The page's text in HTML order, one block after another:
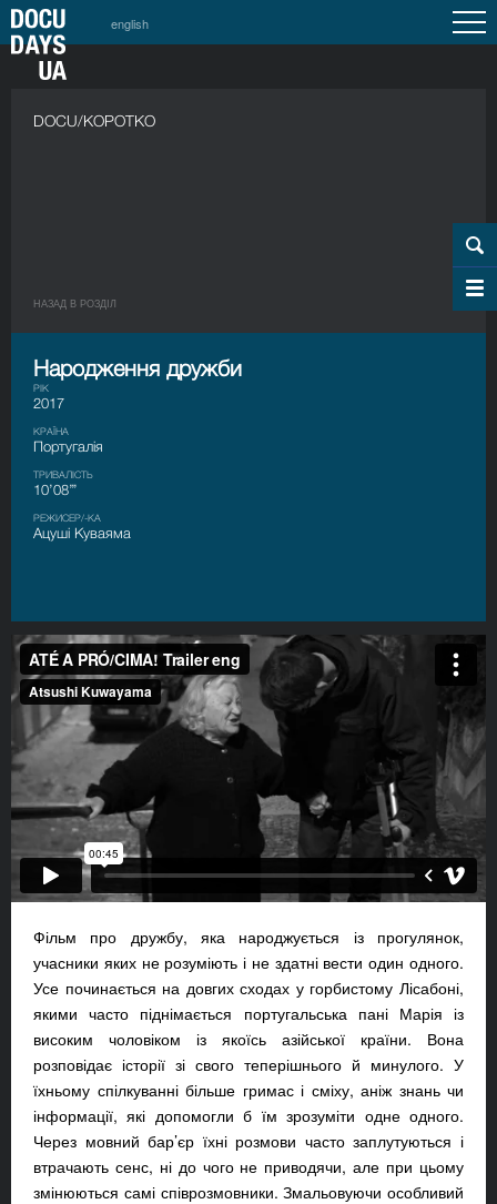
english
DOCU/КОРОТКО
НАЗАД В РОЗДIЛ
Народження дружби
РІК
2017
КРАЇНА
Португалія
ТРИВАЛІСТЬ
10’08’’’
РЕЖИСЕР/-КА
Ацуші Куваяма
Фільм про дружбу, яка народжується із прогулянок,
учасники яких не розуміють і не здатні вести один одного.
Усе починається на довгих сходах у горбистому Лісабоні,
якими часто піднімається португальська пані Марія із
високим чоловіком із якоїсь азійської країни. Вона
розповідає історії зі свого теперішнього й минулого. У
їхньому спілкуванні більше гримас і сміху, аніж знань чи
інформації, які допомогли б їм зрозуміти одне одного.
Через мовний бар’єр їхні розмови часто заплутуються і
втрачають сенс, ні до чого не приводячи, але при цьому
змінюються самі співрозмовники. Змальовуючи особливий